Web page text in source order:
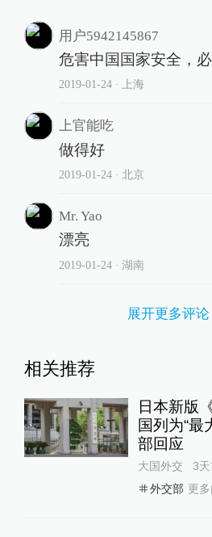
用户5942145867
危害中国国家安全，必
2019-01-24∙ 上海
上官能吃
做得好
2019-01-24∙ 北京
Mr. Yao
漂亮
2019-01-24∙ 湖南
展开更多评论
相关推荐
日本新版
国列为“最
部回应
大国外交 3
外交部 更